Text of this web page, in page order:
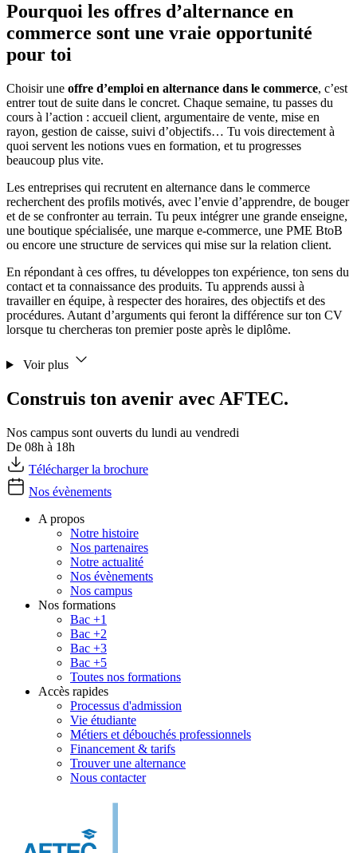
Pourquoi les offres d’alternance en
commerce sont une vraie opportunité
pour toi
Choisir une offre d’emploi en alternance dans le commerce, c’est
entrer tout de suite dans le concret. Chaque semaine, tu passes du
cours à l’action : accueil client, argumentaire de vente, mise en
rayon, gestion de caisse, suivi d’objectifs… Tu vois directement à
quoi servent les notions vues en formation, et tu progresses
beaucoup plus vite.
Les entreprises qui recrutent en alternance dans le commerce
recherchent des profils motivés, avec l’envie d’apprendre, de bouger
et de se confronter au terrain. Tu peux intégrer une grande enseigne,
une boutique spécialisée, une marque e-commerce, une PME BtoB
ou encore une structure de services qui mise sur la relation client.
En répondant à ces offres, tu développes ton expérience, ton sens du
contact et ta connaissance des produits. Tu apprends aussi à
travailler en équipe, à respecter des horaires, des objectifs et des
procédures. Autant d’arguments qui feront la différence sur ton CV
lorsque tu chercheras ton premier poste après le diplôme.
Voir plus
Construis ton avenir avec AFTEC.
Nos campus sont ouverts du lundi au vendredi
De 08h à 18h
Télécharger la brochure
Nos évènements
A propos
Notre histoire
Nos partenaires
Notre actualité
Nos évènements
Nos campus
Nos formations
Bac +1
Bac +2
Bac +3
Bac +5
Toutes nos formations
Accès rapides
Processus d'admission
Vie étudiante
Métiers et débouchés professionnels
Financement & tarifs
Trouver une alternance
Nous contacter